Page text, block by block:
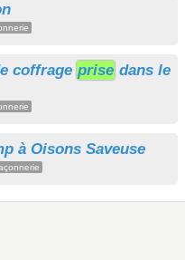
coffrage prise dans le
à Oisons Saveuse